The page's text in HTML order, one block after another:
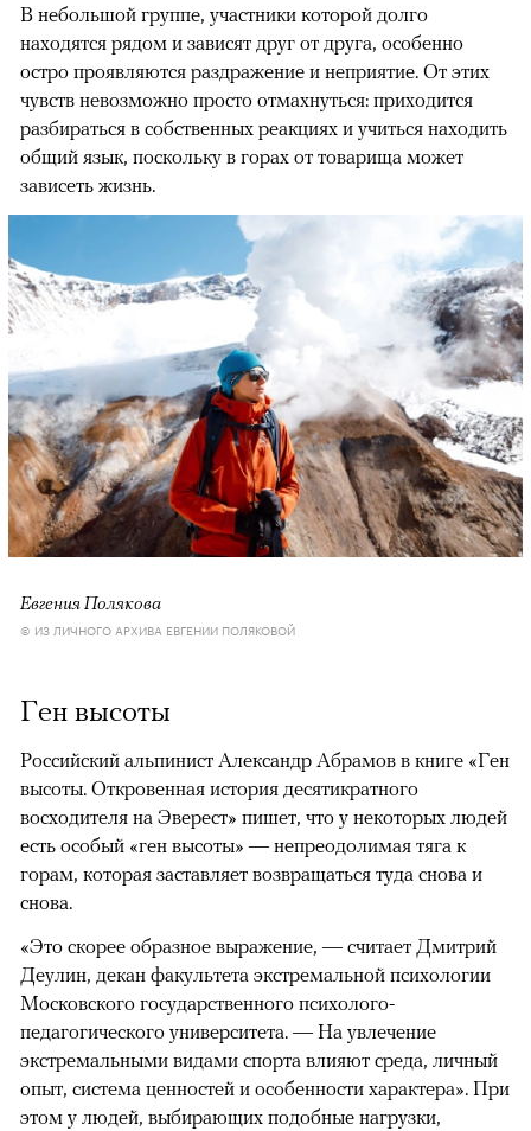
В небольшой группе, участники которой долго
находятся рядом и зависят друг от друга, особенно
остро проявляются раздражение и неприятие. От этих
чувств невозможно просто отмахнуться: приходится
разбираться в собственных реакциях и учиться находить
общий язык, поскольку в горах от товарища может
зависеть жизнь.
Евгения Полякова
© ИЗ ЛИЧНОГО АРХИВА ЕВГЕНИИ ПОЛЯКОВОЙ
Ген высоты
Российский альпинист Александр Абрамов в книге «Ген
высоты. Откровенная история десятикратного
восходителя на Эверест» пишет, что у некоторых людей
есть особый «ген высоты» — непреодолимая тяга к
горам, которая заставляет возвращаться туда снова и
снова.
«Это скорее образное выражение, — считает Дмитрий
Деулин, декан факультета экстремальной психологии
Московского государственного психолого-
педагогического университета. — На увлечение
экстремальными видами спорта влияют среда, личный
опыт, система ценностей и особенности характера». При
этом у людей, выбирающих подобные нагрузки,